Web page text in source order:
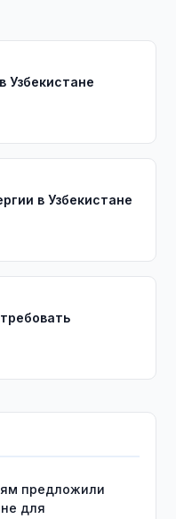
Узбекистане
в Узбекистане
предложили
для